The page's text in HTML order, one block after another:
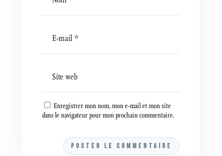
Enregistrer mon nom, mon e-mail et mon site
dans le navigateur pour mon prochain commentaire.